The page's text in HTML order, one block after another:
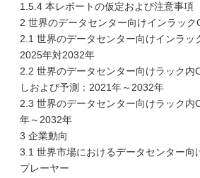
1.5.4 本レポートの仮定および注意事項
2 世界のデータセンター向けインラッ
2.1 世界のデータセンター向けインラッ
2025年対2032年
2.2 世界のデータセンター向けラック内
しおよび予測：2021年～2032年
2.3 世界のデータセンター向けラック内
年～2032年
3 企業動向
3.1 世界市場におけるデータセンター向
プレーヤー